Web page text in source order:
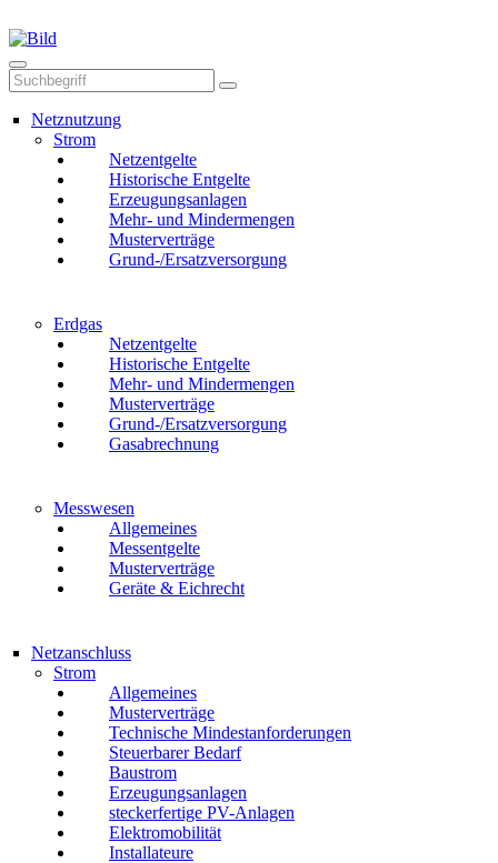
Netznutzung
Strom
Netzentgelte
Historische Entgelte
Erzeugungsanlagen
Mehr- und Mindermengen
Musterverträge
Grund-/Ersatzversorgung
Erdgas
Netzentgelte
Historische Entgelte
Mehr- und Mindermengen
Musterverträge
Grund-/Ersatzversorgung
Gasabrechnung
Messwesen
Allgemeines
Messentgelte
Musterverträge
Geräte & Eichrecht
Netzanschluss
Strom
Allgemeines
Musterverträge
Technische Mindestanforderungen
Steuerbarer Bedarf
Baustrom
Erzeugungsanlagen
steckerfertige PV-Anlagen
Elektromobilität
Installateure